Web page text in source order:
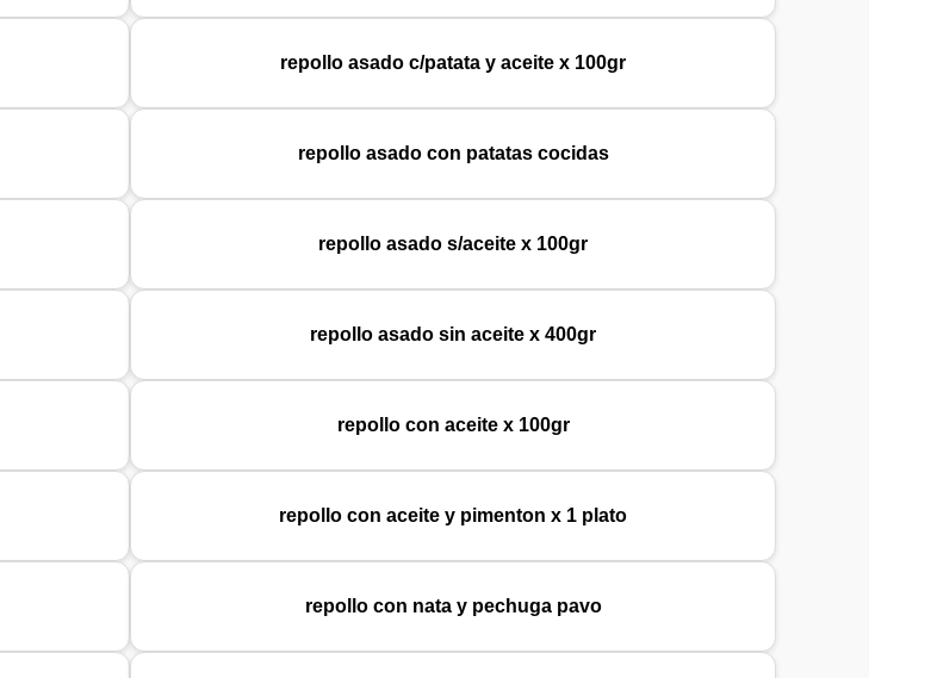
repollo asado c/patata y aceite x 100gr
repollo asado con patatas cocidas
repollo asado s/aceite x 100gr
repollo asado sin aceite x 400gr
repollo con aceite x 100gr
repollo con aceite y pimenton x 1 plato
repollo con nata y pechuga pavo